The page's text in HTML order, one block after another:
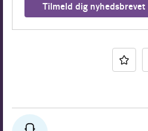
Tilmeld dig nyhedsbrevet